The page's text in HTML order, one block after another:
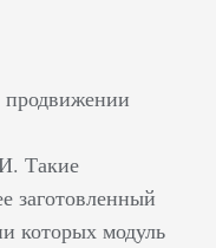
Такие
заготовленный
которых модуль